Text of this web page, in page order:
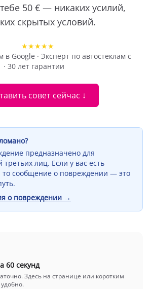
50 € — никаких усилий,
скрытых условий.
★★★★★
Google · Эксперт по автостеклам с
· 30 лет гарантии
совет сейчас ↓
предназначено для
лиц. Если у вас есть
то сообщение о повреждении — это
о повреждении →
60 секунд
Здесь на странице или коротким